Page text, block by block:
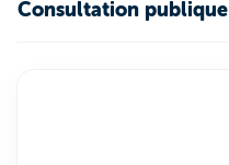
Consultation publique